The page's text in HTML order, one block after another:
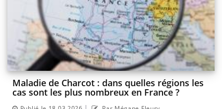
Maladie de Charcot : dans quelles régions les
cas sont les plus nombreux en France ?